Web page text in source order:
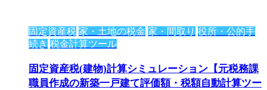
固定資産税 家・土地の税金 家・間取り 役所・公的手
続き 税金計算ツール
固定資産税(建物)計算シミュレーション【元税務課
職員作成の新築一戸建て評価額・税額自動計算ツー